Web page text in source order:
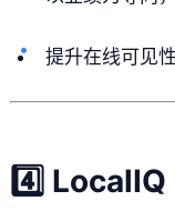
提升在线可见
4️⃣ LocalIQ